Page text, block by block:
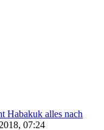
Habakuk alles nach
07:24